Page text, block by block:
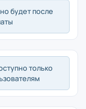
будет после
только